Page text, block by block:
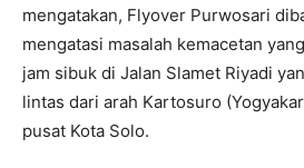
mengatakan, Flyover Purwosari
mengatasi masalah kemacetan
jam sibuk di Jalan Slamet Riyadi
lintas dari arah Kartosuro
pusat Kota Solo.